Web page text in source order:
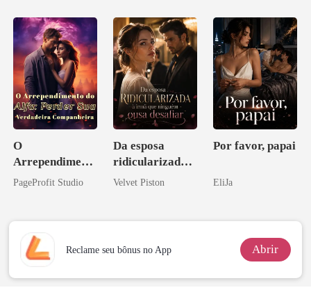
O
Arrependiment
o do Alfa:
Companheira
PageProfit Studio
Da esposa
ridicularizada à
irmã que
Velvet Piston
Por favor, papai
EliJa
Reclame seu bônus no App Abrir